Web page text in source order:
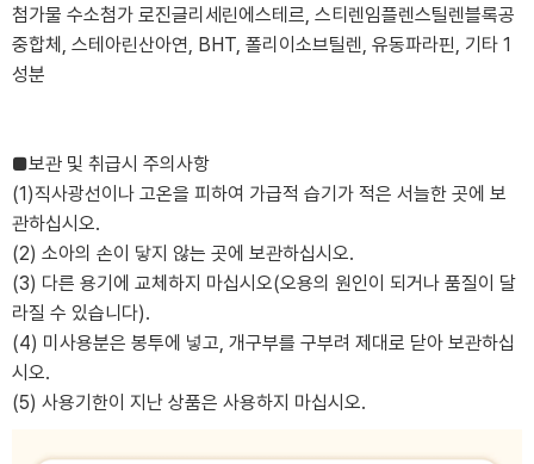
첨가물 수소첨가 로진글리세린에스테르, 스티렌임플렌스틸렌블록공
중합체, 스테아린산아연, BHT, 폴리이소브틸렌, 유동파라핀, 기타 1
성분
■보관 및 취급시 주의사항
(1)직사광선이나 고온을 피하여 가급적 습기가 적은 서늘한 곳에 보
관하십시오.
(2) 소아의 손이 닿지 않는 곳에 보관하십시오.
(3) 다른 용기에 교체하지 마십시오(오용의 원인이 되거나 품질이 달
라질 수 있습니다).
(4) 미사용분은 봉투에 넣고, 개구부를 구부려 제대로 닫아 보관하십
시오.
(5) 사용기한이 지난 상품은 사용하지 마십시오.